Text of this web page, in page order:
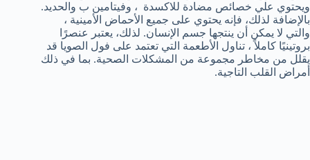
ويحتوي علي خصائص مضادة للاكسدة ، وفيتامين ب والحديد.
بالإضافة لذلك، فإنه يحتوي على جميع الأحماض الأمينية ،
والتي لا يمكن أن ينتجها جسم الإنسان. لذلك، يعتبر عنصرًا
بروتينيًا كاملاً ، تناول الأطعمة التي تعتمد على فول الصويا قد
يقلل من مخاطر مجموعة من المشكلات الصحية. بما في ذلك
أمراض القلب التاجية.